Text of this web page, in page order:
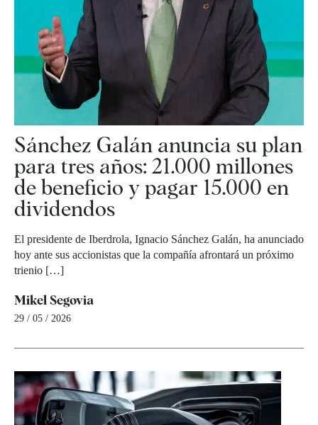
Sánchez Galán anuncia su plan
para tres años: 21.000 millones
de beneficio y pagar 15.000 en
dividendos
El presidente de Iberdrola, Ignacio Sánchez Galán, ha anunciado
hoy ante sus accionistas que la compañía afrontará un próximo
trienio […]
Mikel Segovia
29 / 05 / 2026